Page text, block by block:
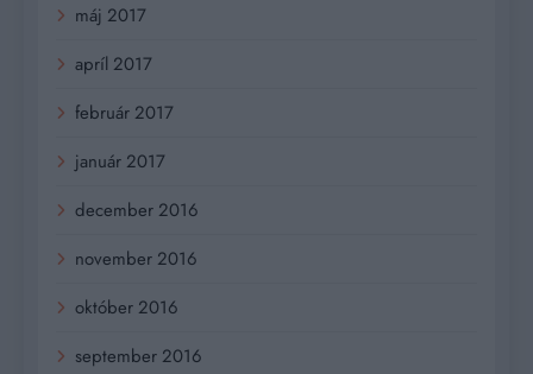
máj 2017
apríl 2017
február 2017
január 2017
december 2016
november 2016
október 2016
september 2016